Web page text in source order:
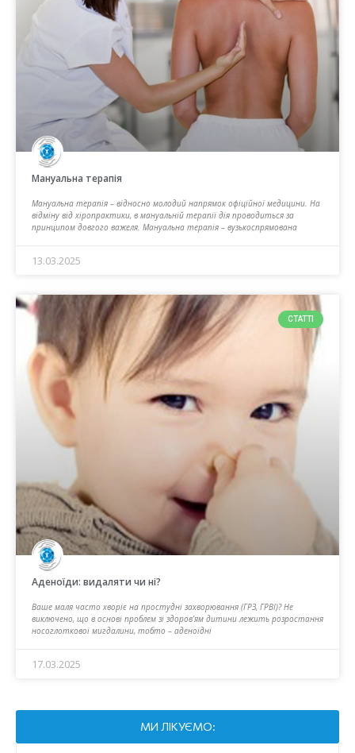
Мануальна терапія
Мануальна терапія – відносно молодий напрямок офіційної медицини. На
відміну від хіропрактики, в мануальній терапії дія проводиться за
принципом довгого важеля. Мануальна терапія – вузькоспрямована
13.03.2025
СТАТТІ
Аденоїди: видаляти чи ні?
Ваше маля часто хворіє на простудні захворювання (ГРЗ, ГРВІ)? Не
виключено, що в основі проблем зі здоров’ям дитини лежить розростання
носоглоткової мигдалини, тобто – аденоїдні
17.03.2025
МИ ЛІКУЄМО: